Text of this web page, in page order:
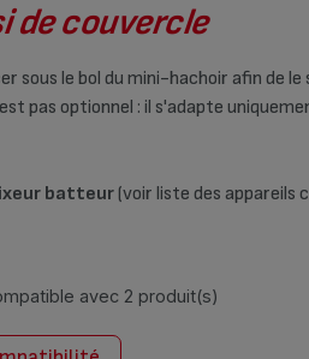
de couvercle
sous le bol du mini-hachoir afin de le
pas optionnel : il s'adapte
batteur(voir liste des appareils
avec 2 produit(s)